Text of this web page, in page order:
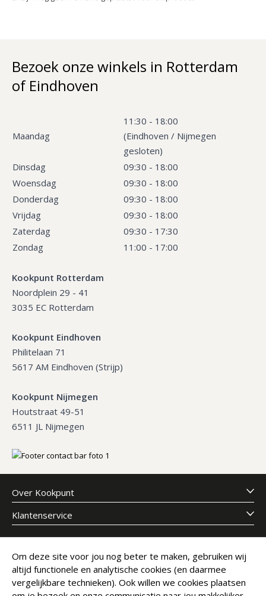
Bezoek onze winkels in Rotterdam
of Eindhoven
Maandag
11:30 - 18:00
(Eindhoven / Nijmegen
gesloten)
Dinsdag
09:30 - 18:00
Woensdag
09:30 - 18:00
Donderdag
09:30 - 18:00
Vrijdag
09:30 - 18:00
Zaterdag
09:30 - 17:30
Zondag
11:00 - 17:00
Kookpunt Rotterdam
Noordplein 29 - 41
3035 EC Rotterdam
Kookpunt Eindhoven
Philitelaan 71
5617 AM Eindhoven (Strijp)
Kookpunt Nijmegen
Houtstraat 49-51
6511 JL Nijmegen
Over Kookpunt
Klantenservice
Meld je aan voor onze nieuwsbrief
E-mailadres
Abonneer
Om deze site voor jou nog beter te maken, gebruiken wij
altijd functionele en analytische cookies (en daarmee
vergelijkbare technieken). Ook willen we cookies plaatsen